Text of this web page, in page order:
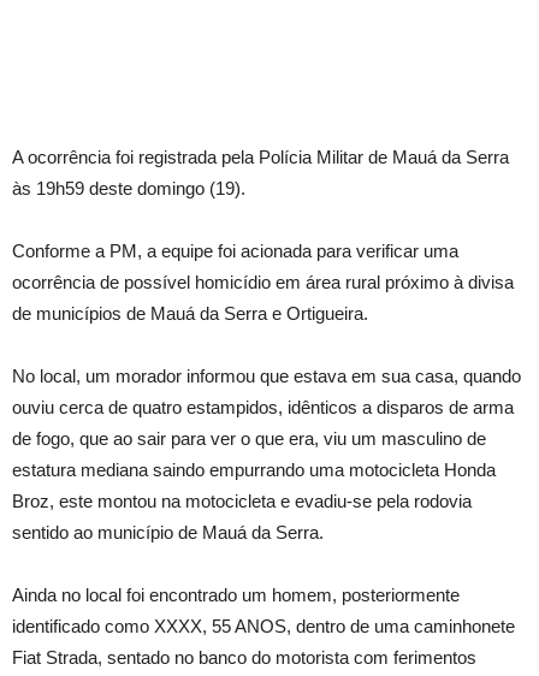
A ocorrência foi registrada pela Polícia Militar de Mauá da Serra
às 19h59 deste domingo (19).
Conforme a PM, a equipe foi acionada para verificar uma
ocorrência de possível homicídio em área rural próximo à divisa
de municípios de Mauá da Serra e Ortigueira.
No local, um morador informou que estava em sua casa, quando
ouviu cerca de quatro estampidos, idênticos a disparos de arma
de fogo, que ao sair para ver o que era, viu um masculino de
estatura mediana saindo empurrando uma motocicleta Honda
Broz, este montou na motocicleta e evadiu-se pela rodovia
sentido ao município de Mauá da Serra.
Ainda no local foi encontrado um homem, posteriormente
identificado como XXXX, 55 ANOS, dentro de uma caminhonete
Fiat Strada, sentado no banco do motorista com ferimentos